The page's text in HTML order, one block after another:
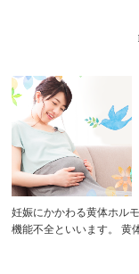
妊娠にかかわる黄体ホル
機能不全といいます。 黄